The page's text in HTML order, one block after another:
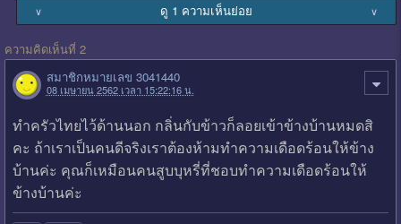
∨ ดู 1 ความเห็นย่อย ∨
ความคิดเห็นที่ 2
สมาชิกหมายเลข 3041440
08 เมษายน 2562 เวลา 15:22:16 น.
ทำครัวไทยไว้ด้านนอก กลิ่นกับข้าวก็ลอยเข้าข้างบ้านหมดสิ
คะ ถ้าเราเป็นคนดีจริงเราต้องห้ามทำความเดือดร้อนให้ข้าง
บ้านค่ะ คุณก็เหมือนคนสูบบุหรี่ที่ชอบทำความเดือดร้อนให้
ข้างบ้านค่ะ